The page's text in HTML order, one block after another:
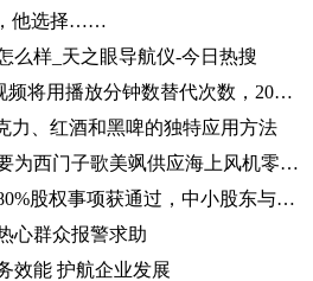
他选择……
么样_天之眼导航仪-今日热搜
焦点观察：陈睿：B站视频将用播放分钟数替代次数，2022 年 UP 主总收入同比增加 28%
力、红酒和黑啤的独特应用方法
振江股份澄清：公司主要为西门子歌美飒供应海上风机零部件-环球精选
信德新材收购成都昱泰80%股权事项获通过，中小股东与大股东存分歧
心群众报警求助
效能 护航企业发展